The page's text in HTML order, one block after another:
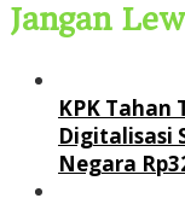
Jangan
KPK Tahan
Digitalisasi
Negara